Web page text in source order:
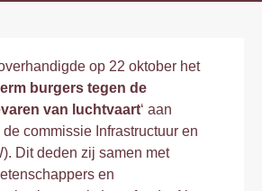
op 22 oktober het
burgers tegen de
van luchtvaart‘ aan
commissie Infrastructuur en
Dit deden zij samen met
en